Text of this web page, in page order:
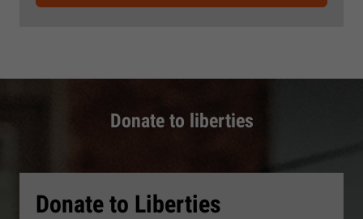
Donate to liberties
Donate to Liberties